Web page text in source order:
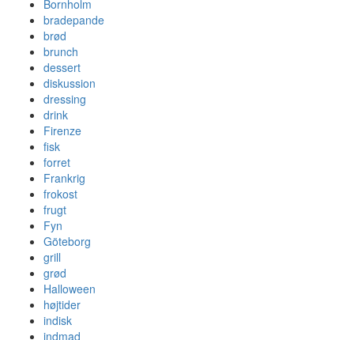
Bornholm
bradepande
brød
brunch
dessert
diskussion
dressing
drink
Firenze
fisk
forret
Frankrig
frokost
frugt
Fyn
Göteborg
grill
grød
Halloween
højtider
indisk
indmad